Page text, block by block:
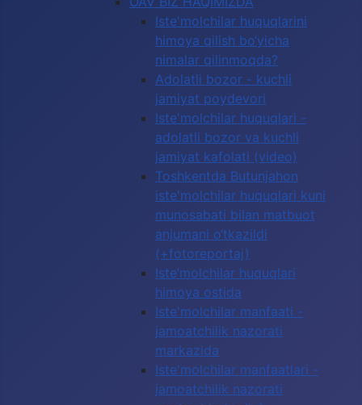
Iste'molchilar huquqlarini
himoya qilish bo‘yicha
nimalar qilinmoqda?
Adolatli bozor - kuchli
jamiyat poydevori
Iste'molchilar huquqlari -
adolatli bozor va kuchli
jamiyat kafolati (video)
Toshkentda Butunjahon
iste'molchilar huquqlari kuni
munosabati bilan matbuot
anjumani o‘tkazildi
(+fotoreportaj)
Iste’molchilar huquqlari
himoya ostida
Iste'molchilar manfaati -
jamoatchilik nazorati
markazida
Iste'molchilar manfaatlari -
jamoatchilik nazorati